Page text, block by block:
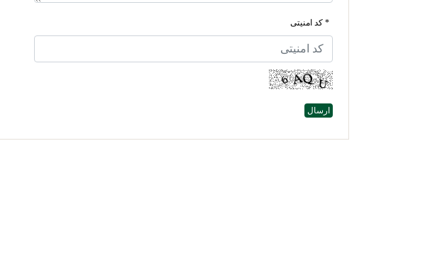
* کد امنیتی